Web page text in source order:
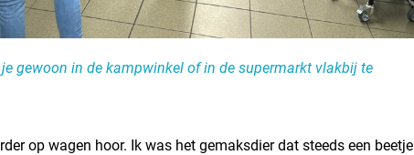
gewoon in de kampwinkel of in de supermarkt vlakbij te
op wagen hoor. Ik was het gemaksdier dat steeds een beetje